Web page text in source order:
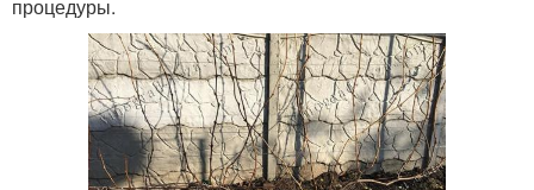
процедуры.